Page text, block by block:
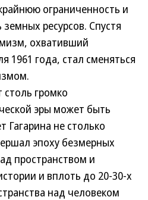
ограниченность и
ресурсов. Спустя
охвативший
1961 года, стал сменяться
громко
эры может быть
Гагарина не столько
эпоху безмерных
пространством и
и вплоть до 20-30-х
над человеком